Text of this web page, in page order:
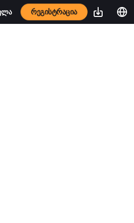
რეგისტრაცია